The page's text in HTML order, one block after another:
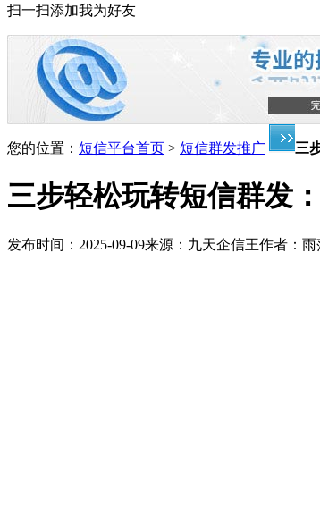
扫一扫添加我为好友
您的位置： 短信平台首页 > 短信群发推广 三
三步轻松玩转短信群发
发布时间： 2025-09-09来源： 九天企信王作者： 雨